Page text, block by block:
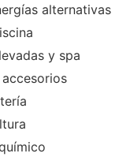
alternativas
y spa